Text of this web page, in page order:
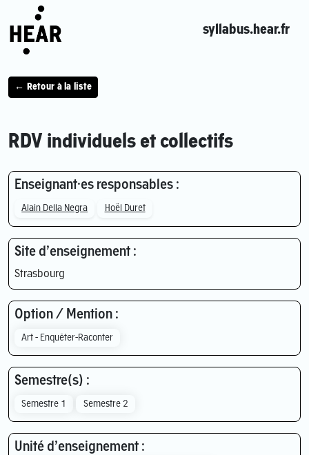
syllabus.hear.fr
← Retour à la liste
RDV individuels et collectifs
Enseignant·es responsables :
Alain Della Negra Hoël Duret
Site d’enseignement :
Strasbourg
Option / Mention :
Art - Enquêter-Raconter
Semestre(s) :
Semestre 1 Semestre 2
Unité d’enseignement :